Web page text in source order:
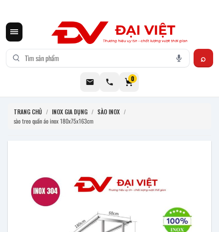
0
TRANG CHỦ / INOX GIA DỤNG / SÀO INOX /
sào treo quần áo inox 180x75x163cm